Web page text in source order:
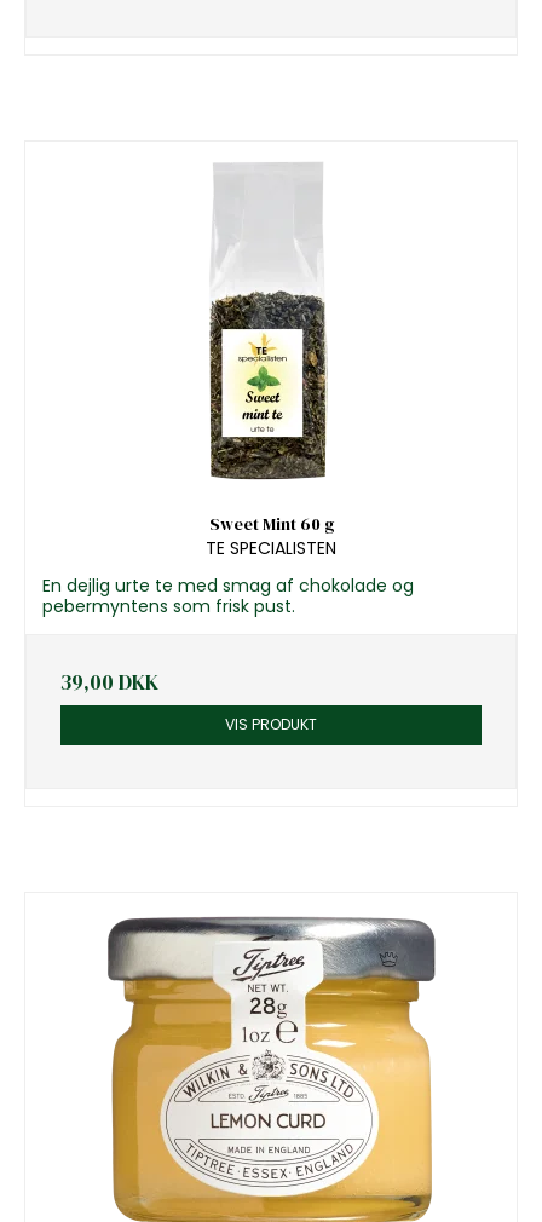
Sweet Mint 60 g
TE SPECIALISTEN
En dejlig urte te med smag af chokolade og
pebermyntens som frisk pust.
39,00 DKK
VIS PRODUKT